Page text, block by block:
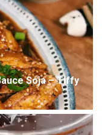
Soja – Tiffy